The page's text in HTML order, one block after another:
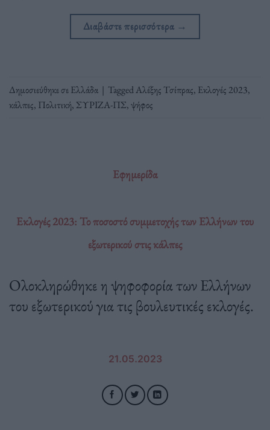
Διαβάστε περισσότερα →
Δημοσιεύθηκε σεΕλλάδα | TaggedΑλέξης Τσίπρας, Εκλογές 2023,
κάλπες, Πολιτική, ΣΥΡΙΖΑ-ΠΣ,ψήφος
Εφημερίδα
Εκλογές 2023: Το ποσοστό συμμετοχής των Ελλήνων του
εξωτερικού στις κάλπες
Ολοκληρώθηκε η ψηφοφορία των Ελλήνων
του εξωτερικού για τις βουλευτικές εκλογές.
21.05.2023